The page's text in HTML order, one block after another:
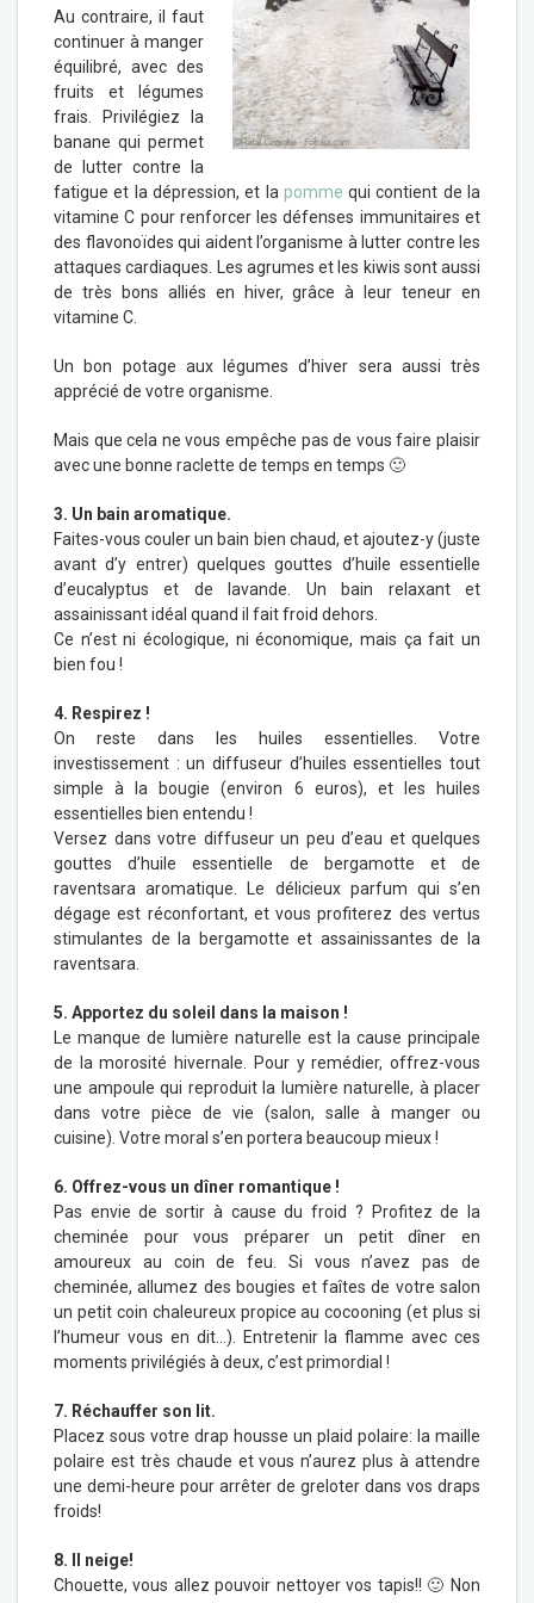
Au contraire, il faut
continuer à manger
équilibré, avec des
fruits et légumes
frais. Privilégiez la
banane qui permet
de lutter contre la
fatigue et la dépression, et la pomme qui contient de la
vitamine C pour renforcer les défenses immunitaires et
des flavonoïdes qui aident l’organisme à lutter contre les
attaques cardiaques. Les agrumes et les kiwis sont aussi
de très bons alliés en hiver, grâce à leur teneur en
vitamine C.
Un bon potage aux légumes d’hiver sera aussi très
apprécié de votre organisme.
Mais que cela ne vous empêche pas de vous faire plaisir
avec une bonne raclette de temps en temps 🙂
3. Un bain aromatique.
Faites-vous couler un bain bien chaud, et ajoutez-y (juste
avant d’y entrer) quelques gouttes d’huile essentielle
d’eucalyptus et de lavande. Un bain relaxant et
assainissant idéal quand il fait froid dehors.
Ce n’est ni écologique, ni économique, mais ça fait un
bien fou !
4. Respirez !
On reste dans les huiles essentielles. Votre
investissement : un diffuseur d’huiles essentielles tout
simple à la bougie (environ 6 euros), et les huiles
essentielles bien entendu !
Versez dans votre diffuseur un peu d’eau et quelques
gouttes d’huile essentielle de bergamotte et de
raventsara aromatique. Le délicieux parfum qui s’en
dégage est réconfortant, et vous profiterez des vertus
stimulantes de la bergamotte et assainissantes de la
raventsara.
5. Apportez du soleil dans la maison !
Le manque de lumière naturelle est la cause principale
de la morosité hivernale. Pour y remédier, offrez-vous
une ampoule qui reproduit la lumière naturelle, à placer
dans votre pièce de vie (salon, salle à manger ou
cuisine). Votre moral s’en portera beaucoup mieux !
6. Offrez-vous un dîner romantique !
Pas envie de sortir à cause du froid ? Profitez de la
cheminée pour vous préparer un petit dîner en
amoureux au coin de feu. Si vous n’avez pas de
cheminée, allumez des bougies et faîtes de votre salon
un petit coin chaleureux propice au cocooning (et plus si
l’humeur vous en dit…). Entretenir la flamme avec ces
moments privilégiés à deux, c’est primordial !
7. Réchauffer son lit.
Placez sous votre drap housse un plaid polaire: la maille
polaire est très chaude et vous n’aurez plus à attendre
une demi-heure pour arrêter de greloter dans vos draps
froids!
8.
Il neige!
Chouette, vous allez pouvoir nettoyer vos tapis!! 🙂 Non